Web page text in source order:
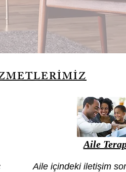
Aile
Aile içindeki iletişim